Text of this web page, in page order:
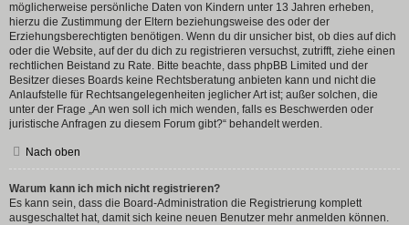
möglicherweise persönliche Daten von Kindern unter 13 Jahren erheben,
hierzu die Zustimmung der Eltern beziehungsweise des oder der
Erziehungsberechtigten benötigen. Wenn du dir unsicher bist, ob dies auf dich
oder die Website, auf der du dich zu registrieren versuchst, zutrifft, ziehe einen
rechtlichen Beistand zu Rate. Bitte beachte, dass phpBB Limited und der
Besitzer dieses Boards keine Rechtsberatung anbieten kann und nicht die
Anlaufstelle für Rechtsangelegenheiten jeglicher Art ist; außer solchen, die
unter der Frage „An wen soll ich mich wenden, falls es Beschwerden oder
juristische Anfragen zu diesem Forum gibt?“ behandelt werden.
Nach oben
Warum kann ich mich nicht registrieren?
Es kann sein, dass die Board-Administration die Registrierung komplett
ausgeschaltet hat, damit sich keine neuen Benutzer mehr anmelden können.